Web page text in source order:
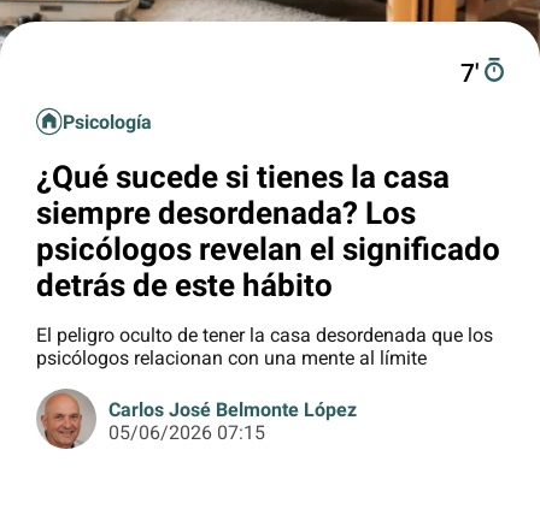
7′
Psicología
¿Qué sucede si tienes la casa
siempre desordenada? Los
psicólogos revelan el significado
detrás de este hábito
El peligro oculto de tener la casa desordenada que los
psicólogos relacionan con una mente al límite
Carlos José Belmonte López
05/06/2026 07:15